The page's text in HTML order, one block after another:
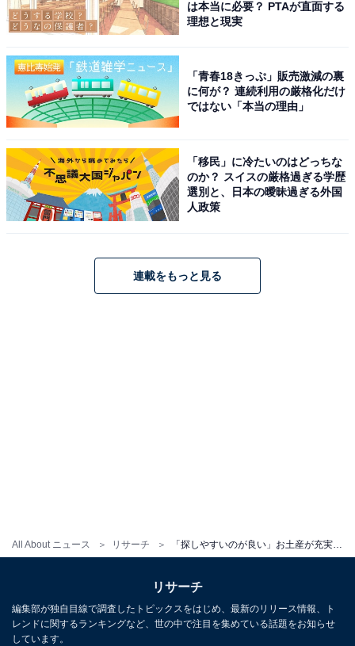
All About ニュース リサーチ
は本当に必要？ PTAが直面する
理想と現実
「青春18きっぷ」販売激減の裏
に何が？ 連続利用の厳格化だけ
ではない「本当の理由」
「移民」に冷たいのはどっちな
のか？ スイスの厳格過ぎる学歴
選別と、日本の曖昧過ぎる外国
人政策
連載をもっと見る
リサーチ
編集部が独自目線で調査したトピックスをはじめ、最新のリリース情報、ト
レンドに関するランキングなど、世の中で注目を集めている話題をお知らせ
しています。